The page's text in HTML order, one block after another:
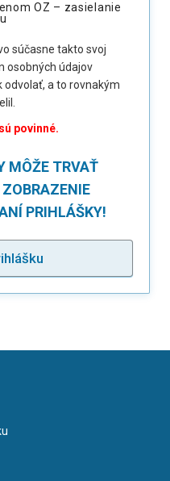
OZ – zasielanie
súčasne takto svoj
osobných údajov
a to rovnakým
povinné.
MÔŽE TRVAŤ
PRIHLÁŠKY!